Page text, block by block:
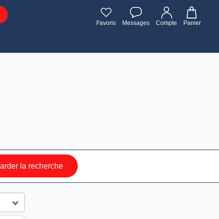
Favoris Messages Compte Panier
la recherche